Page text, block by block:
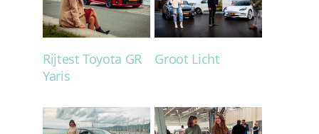
Rijtest Toyota GR
Yaris
Groot Licht